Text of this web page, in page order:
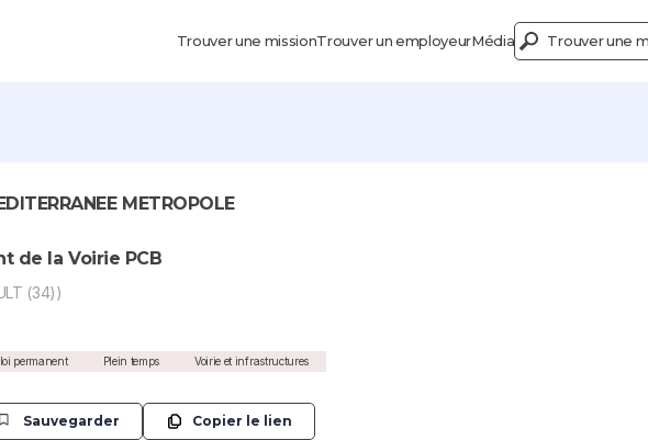
Trouver une missionTrouver un employeurMédia Trouver une
METROPOLE
de la Voirie PCB
(34))
permanent Plein temps Voirie et infrastructures
Sauvegarder Copier le lien